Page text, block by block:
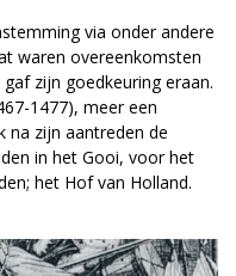
via onder andere
waren overeenkomsten
zijn goedkeuring eraan.
1477), meer een
na zijn aantreden de
in het Gooi, voor het
het Hof van Holland.